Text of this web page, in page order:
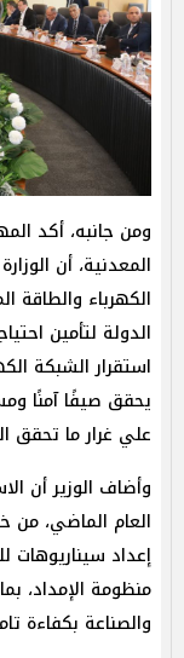
ومن جانبه، أكد
المعدنية، أن
الكهرباء والطاقة
الدولة لتأمين
استقرار الشبكة
يحقق صيفًا آمنًا
علي غرار ما تحقق
وأضاف الوزير أن
العام الماضي، من
إعداد سيناريوهات
منظومة الإمداد،
والصناعة بكفاءة